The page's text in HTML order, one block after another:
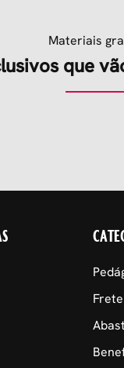
Materiais
que
Frete